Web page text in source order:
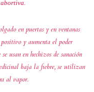
abortiva.
en puertas y en ventanas
y aumenta el poder
usan en hechizos de sanación
baja la fiebre, se utilizan
al vapor.